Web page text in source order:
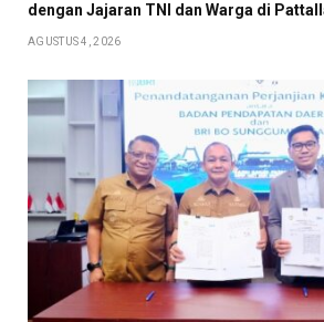
dengan Jajaran TNI dan Warga di
AGUSTUS 4, 2026